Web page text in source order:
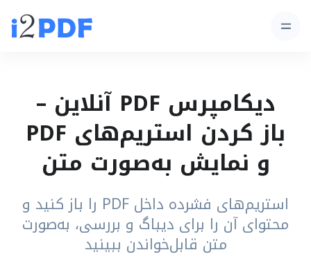
دیکامپرس PDF آنلاین –
باز کردن استریم‌های PDF
و نمایش به‌صورت متن
استریم‌های فشرده داخل PDF را باز کنید و
محتوای آن را برای دیباگ و بررسی، به‌صورت
متن قابل‌خواندن ببینید